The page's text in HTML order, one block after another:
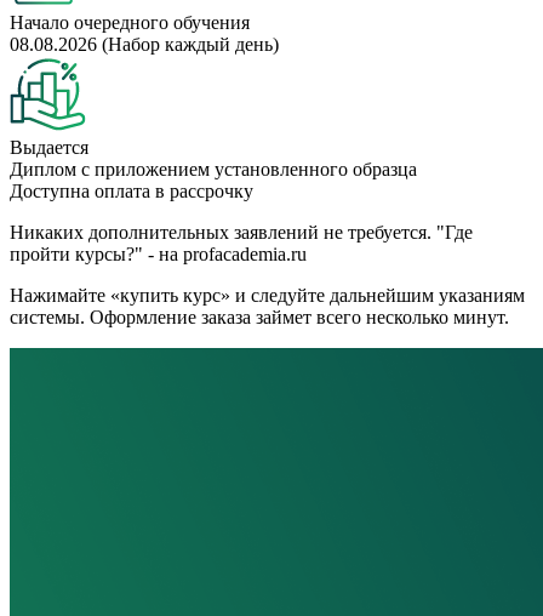
Начало очередного обучения
08.08.2026 (Набор каждый день)
Выдается
Диплом с приложением установленного образца
Доступна оплата в рассрочку
Никаких дополнительных заявлений не требуется. "Где
пройти курсы?" - на profacademia.ru
Нажимайте «купить курс» и следуйте дальнейшим указаниям
системы. Оформление заказа займет всего несколько минут.